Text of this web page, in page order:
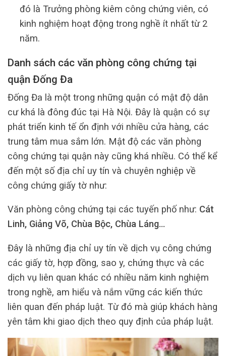
đó là Trưởng phòng kiêm công chứng viên, có
kinh nghiệm hoạt động trong nghề ít nhất từ 2
năm.
Danh sách các văn phòng công chứng tại
quận Đống Đa
Đống Đa là một trong những quận có mật độ dân
cư khá là đông đúc tại Hà Nội. Đây là quận có sự
phát triển kinh tế ổn định với nhiều cửa hàng, các
trung tâm mua sắm lớn. Mật độ các văn phòng
công chứng tại quận này cũng khá nhiều. Có thể kể
đến một số địa chỉ uy tín và chuyên nghiệp về
công chứng giấy tờ như:
Văn phòng công chứng tại các tuyến phố như: Cát
Linh, Giảng Võ, Chùa Bộc, Chùa Láng…
Đây là những địa chỉ uy tín về dịch vụ công chứng
các giấy tờ, hợp đồng, sao y, chứng thực và các
dịch vụ liên quan khác có nhiều năm kinh nghiệm
trong nghề, am hiểu và nắm vững các kiến thức
liên quan đến pháp luật. Từ đó mà giúp khách hàng
yên tâm khi giao dịch theo quy định của pháp luật.